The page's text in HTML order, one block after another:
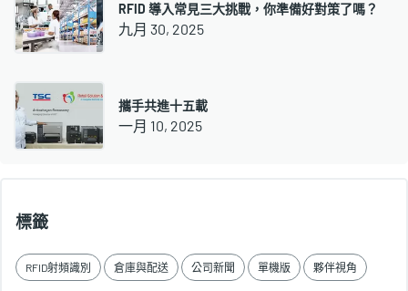
RFID 導入常見三大挑戰，你準備好對策了嗎？
九月 30, 2025
攜手共進十五載
一月 10, 2025
標籤
RFID射頻識別 倉庫與配送 公司新聞 單機版 夥伴視角